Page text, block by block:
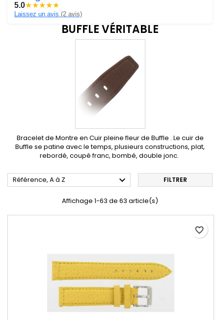
5.0★★★★★
Laissez un avis (2 avis)
BUFFLE VÉRITABLE
Bracelet de Montre en Cuir pleine fleur de Buffle . Le cuir de
Buffle se patine avec le temps, plusieurs constructions, plat,
rebordé, coupé franc, bombé, double jonc.
Référence, A à Z  FILTRER
Affichage 1-63 de 63 article(s)
favorite_border